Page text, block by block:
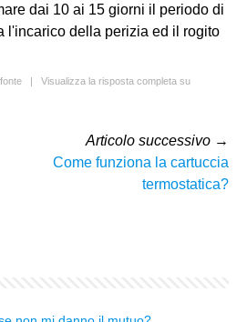
dai 10 ai 15 giorni il periodo di
l'incarico della perizia ed il rogito
| Visualizza la risposta completa su
Articolo successivo →
Come funziona la cartuccia
termostatica?